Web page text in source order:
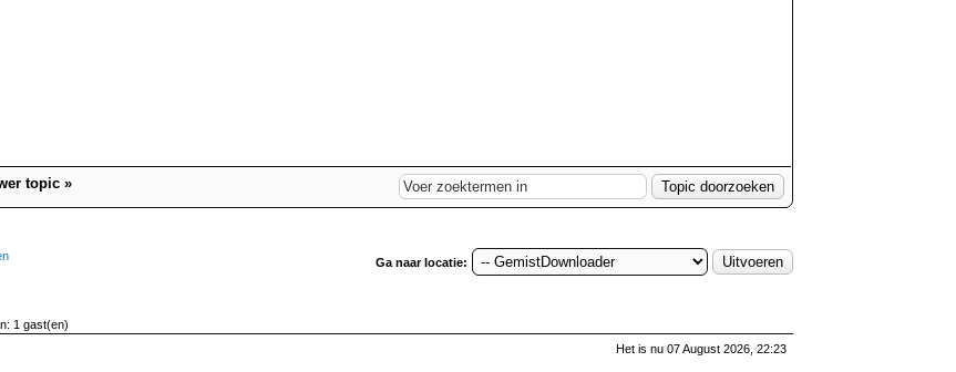
topic »
Ga naar locatie:
1 gast(en)
Het is nu 07 August 2026, 22:23